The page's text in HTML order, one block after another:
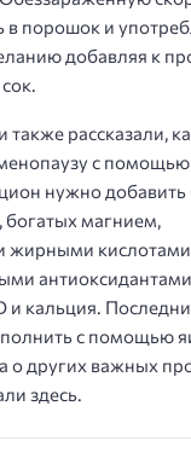
в порошок и
добавляя к
также рассказали,
с помощью
нужно
богатых магнием,
жирными
и кальция.
с помощью
о других важных
здесь.